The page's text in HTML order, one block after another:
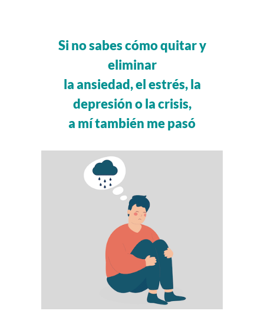
Si no sabes cómo quitar y
eliminar
la ansiedad, el estrés, la
depresión o la crisis,
a mí también me pasó